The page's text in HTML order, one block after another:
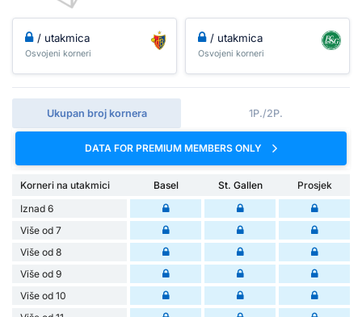
/ utakmica
Osvojeni korneri
/ utakmica
Osvojeni korneri
Ukupan broj kornera 1P./2P.
DATA FOR PREMIUM MEMBERS ONLY
Korneri na utakmici Basel St. Gallen
Prosjek
Iznad 6
Više od 7
Više od 8
Više od 9
Više od 10